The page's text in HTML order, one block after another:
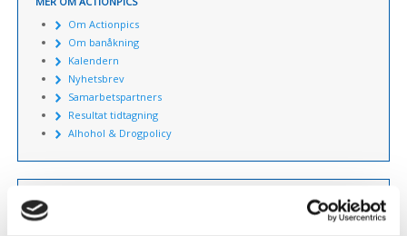
Om Actionpics
Om banåkning
Kalendern
Nyhetsbrev
Samarbetspartners
Resultat tidtagning
Alhohol & Drogpolicy
KUNDSERVICE